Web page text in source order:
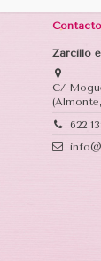
Contacto
Zarcillo
C/
622